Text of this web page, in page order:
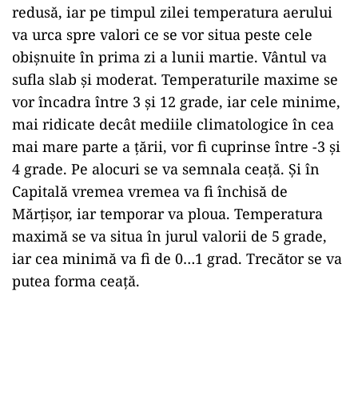
redusă, iar pe timpul zilei temperatura aerului
va urca spre valori ce se vor situa peste cele
obişnuite în prima zi a lunii martie. Vântul va
sufla slab şi moderat. Temperaturile maxime se
vor încadra între 3 şi 12 grade, iar cele minime,
mai ridicate decât mediile climatologice în cea
mai mare parte a ţării, vor fi cuprinse între -3 şi
4 grade. Pe alocuri se va semnala ceaţă. Şi în
Capitală vremea vremea va fi închisă de
Mărţişor, iar temporar va ploua. Temperatura
maximă se va situa în jurul valorii de 5 grade,
iar cea minimă va fi de 0…1 grad. Trecător se va
putea forma ceaţă.